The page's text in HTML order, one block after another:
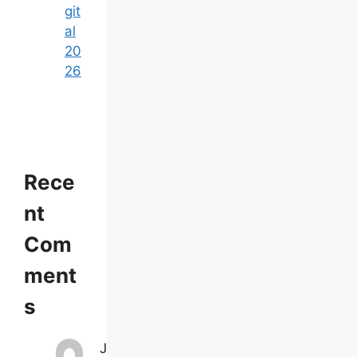
git
al
20
26
Rece
nt
Com
ment
s
J